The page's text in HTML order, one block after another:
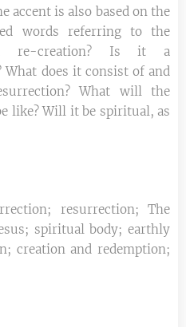
accent is also based on the
words referring to the
re-creation? Is it a
does it consist of and
What will the
like? Will it be spiritual, as
resurrection; The
spiritual body; earthly
creation and redemption;